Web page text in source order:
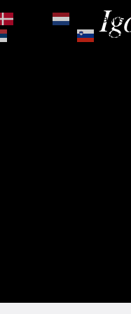
Nederlands